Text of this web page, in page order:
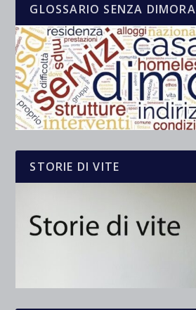
GLOSSARIO SENZA DIMORA
STORIE DI VITE